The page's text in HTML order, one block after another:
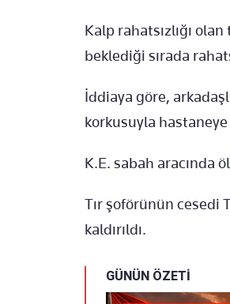
Kalp rahatsızlığı
beklediği sırada
İddiaya göre,
korkusuyla
K.E. sabah aracında
Tır şoförünün cesedi
kaldırıldı.
GÜNÜN ÖZETİ